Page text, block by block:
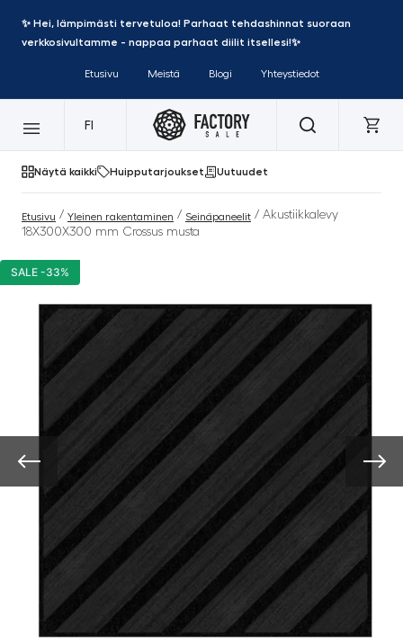
✨ Hei, lämpimästi tervetuloa! Parhaat tehdashinnat suoraan
verkkosivultamme - nappaa parhaat diilit itsellesi!✨
Etusivu Meistä Blogi Yhteystiedot
FI
Näytä kaikki Huipputarjoukset Uutuudet
Etusivu / Yleinen rakentaminen / Seinäpaneelit / Akustiikkalevy
18X300X300 mm Crossus musta
SALE -33%